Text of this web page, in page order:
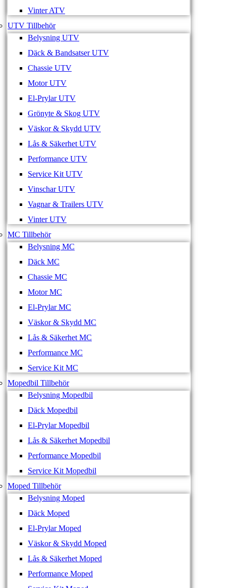
Vinter ATV
UTV Tillbehör
Belysning UTV
Däck & Bandsatser UTV
Chassie UTV
Motor UTV
El-Prylar UTV
Grönyte & Skog UTV
Väskor & Skydd UTV
Lås & Säkerhet UTV
Performance UTV
Service Kit UTV
Vinschar UTV
Vagnar & Trailers UTV
Vinter UTV
MC Tillbehör
Belysning MC
Däck MC
Chassie MC
Motor MC
El-Prylar MC
Väskor & Skydd MC
Lås & Säkerhet MC
Performance MC
Service Kit MC
Mopedbil Tillbehör
Belysning Mopedbil
Däck Mopedbil
El-Prylar Mopedbil
Lås & Säkerhet Mopedbil
Performance Mopedbil
Service Kit Mopedbil
Moped Tillbehör
Belysning Moped
Däck Moped
El-Prylar Moped
Väskor & Skydd Moped
Lås & Säkerhet Moped
Performance Moped